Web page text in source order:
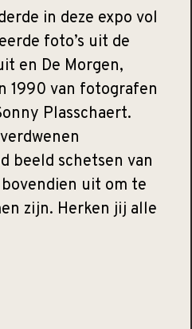
in deze expo vol
foto’s uit de
en De Morgen,
1990 van fotografen
Plasschaert.
beeld schetsen van
uit om te
zijn. Herken jij alle